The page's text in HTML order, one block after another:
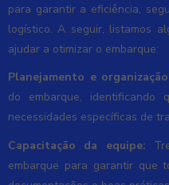
para garantir a eficiência,
logístico. A seguir, listamos
ajudar a otimizar o embarque:
Planejamento e
do embarque, identificando
necessidades específicas de
Capacitação da equipe:
embarque para garantir que